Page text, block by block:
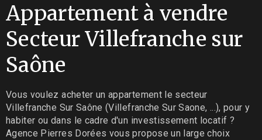
Appartement à vendre
Secteur Villefranche sur
Saône
Vous voulez acheter un appartement le secteur
Villefranche Sur Saône (Villefranche Sur Saone, ...), pour y
habiter ou dans le cadre d'un investissement locatif ?
Agence Pierres Dorées vous propose un large choix